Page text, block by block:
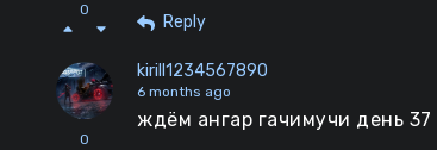
0
Reply
0
kirill1234567890
6 months ago
ждём ангар гачимучи день 37